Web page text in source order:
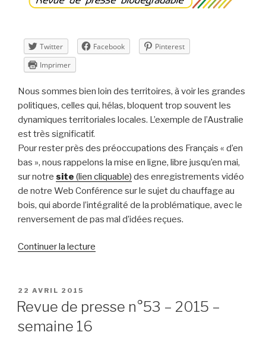
18 »
Twitter Facebook
Pinterest
Imprimer
Nous sommes bien loin des territoires, à voir les grandes
politiques, celles qui, hélas, bloquent trop souvent les
dynamiques territoriales locales. L’exemple de l’Australie
est très significatif.
Pour rester près des préoccupations des Français « d’en
bas », nous rappelons la mise en ligne, libre jusqu’en mai,
sur notre site (lien cliquable) des enregistrements vidéo
de notre Web Conférence sur le sujet du chauffage au
bois, qui aborde l’intégralité de la problématique, avec le
renversement de pas mal d’idées reçues.
Continuer la lecture
n°54
PUBLIÉ
LE
22 AVRIL 2015
Revue de presse n°53 – 2015 –
semaine 16